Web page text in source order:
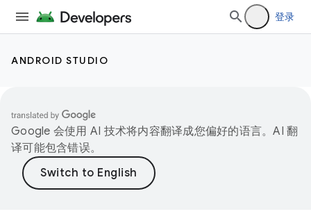
登录
ANDROID STUDIO
Google 会使用 AI 技术将内容翻译成您偏好的语言。AI 翻
译可能包含错误。